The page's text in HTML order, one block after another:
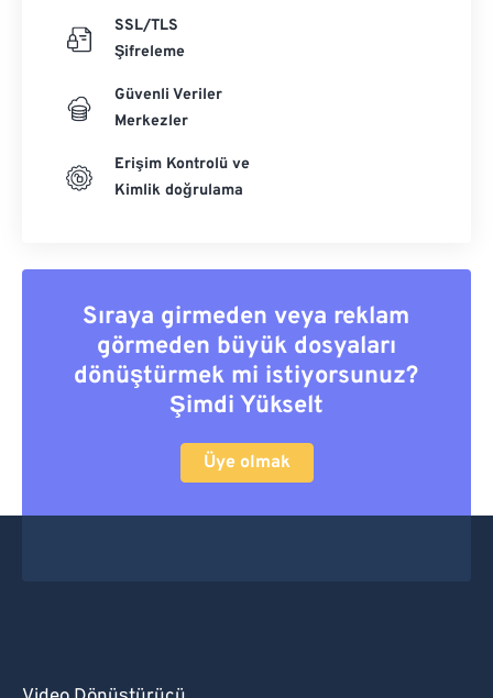
SSL/TLS
Şifreleme
Güvenli Veriler
Merkezler
Erişim Kontrolü ve
Kimlik doğrulama
Sıraya girmeden veya reklam
görmeden büyük dosyaları
dönüştürmek mi istiyorsunuz?
Şimdi Yükselt
Üye olmak